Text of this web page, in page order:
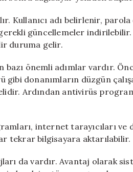
Kullanıcı adı belirlenir,
güncellemeler indirilebilir.
duruma gelir.
önemli adımlar vardır.
gibi donanımların düzgün
Ardından antivirüs
internet tarayıcıları ve
tekrar bilgisayara aktarılabilir.
da vardır. Avantaj olarak